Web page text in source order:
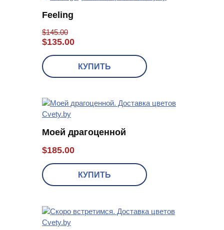
Feeling
$145.00
$135.00
КУПИТЬ
Моей драгоценной
$185.00
КУПИТЬ